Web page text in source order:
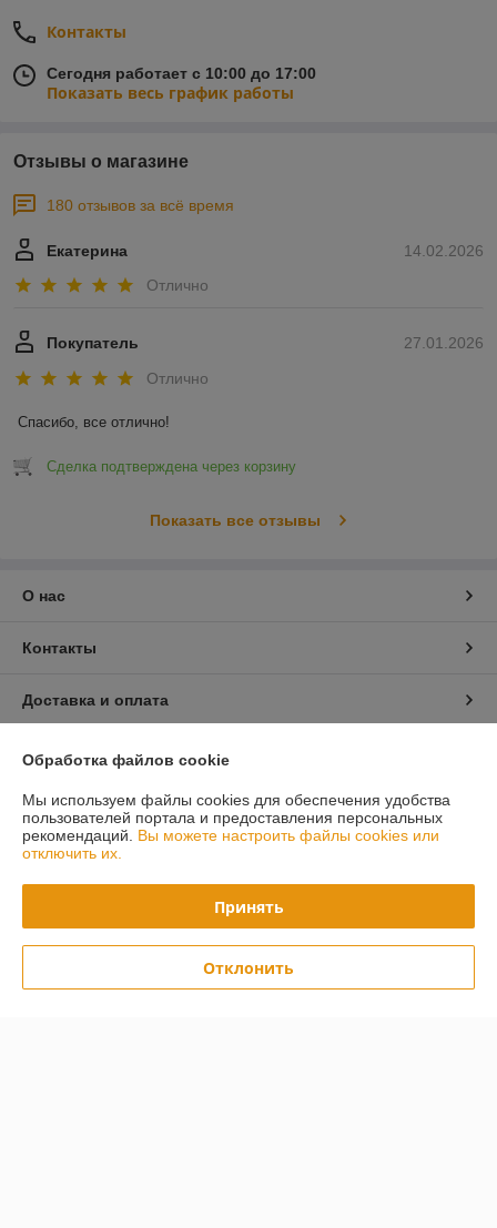
Контакты
Сегодня работает с 10:00 до 17:00
Показать весь график работы
Отзывы о магазине
180 отзывов за всё время
14.02.2026
Екатерина
Отлично
27.01.2026
Покупатель
Отлично
Спасибо, все отлично!
Сделка подтверждена через корзину
Показать все отзывы
О нас
Контакты
Доставка и оплата
График работы
Полная версия сайта
Политика обработки cookies
Сайт создан на платформе Deal.by
Обработка файлов cookie
Мы используем файлы cookies для обеспечения удобства
пользователей портала и предоставления персональных
рекомендаций. Вы можете настроить файлы cookies или
отключить их.
Принять
Отклонить